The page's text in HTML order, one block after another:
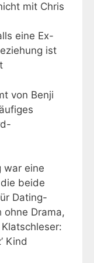
mit Chris
eine Ex-
ist
von Benji
war eine
beide
Dating-
ohne Drama,
Kind